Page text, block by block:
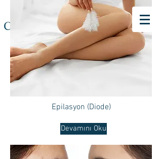
Epilasyon (Diode)
Devamını Oku